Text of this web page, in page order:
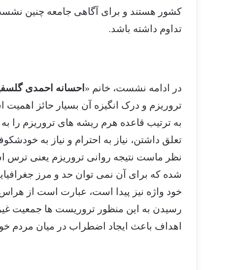
کشور هستند و برای آگاهی جامعه چنین
تداوم داشته باشد.
در ادامه نشست، خانم « احسانه احمدی
تروریزم و درک انگیزه آن بسیار حائز
به ترتیب قاعده هرم ریشه های تروریزم را به
تعلق داشتن، نیاز به احترام و نیاز به
نظر ماست نتیجه روانی تروریزم یعنی ترس
شده که برای آن نمی توان حد و مرز
خود واژه نیز پیدا است، عبارت است از
رسیدن به این منظور تروریست ها جمعیت
اهداف باعث ایجاد اضطراب در میان مردم